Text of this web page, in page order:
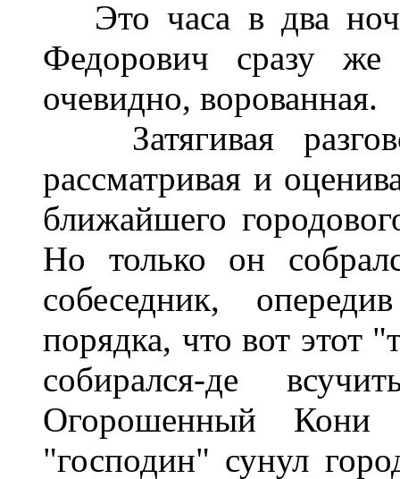
Это часа в два
Федорович сразу же
очевидно, ворованная.
Затягивая
рассматривая и
ближайшего
Но только он
собеседник,
порядка, что вот этот
собирался-де
Огорошенный Кони
"господин" сунул